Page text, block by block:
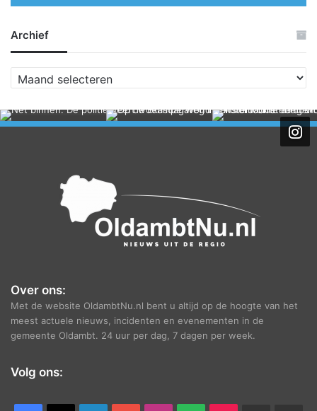
Archief
r
h
Over ons:
Met de website OldambtNu.nl bent u altijd op de hoogte van het
meest actuele nieuws, incidenten en evenementen in de
gemeente Oldambt. 24 uur per dag, 7 dagen per week.
Volg ons: